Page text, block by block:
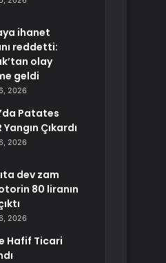
ihanet
reddetti:
olay
geldi
2026
Patates
Yangın Çıkardı
2026
dev zam
80 liranın
2026
Hafif Ticari